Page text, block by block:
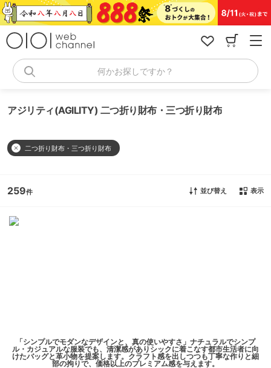
コ
ン
何かお探しですか？
アジリティ(AGILITY) 二つ折り財布・三つ折り財布
二つ折り財布・三つ折り財布
259 並び替え 表示
「シンプルでモダンなデザインと、真の使いやすさ」ナチュラルでシンプ
ル・カジュアルな服装でも、清潔感がありシックに着こなす都市生活者に向
けたバッグと革小物を提案します。クラフト感を出しつつも丁寧な作りと細